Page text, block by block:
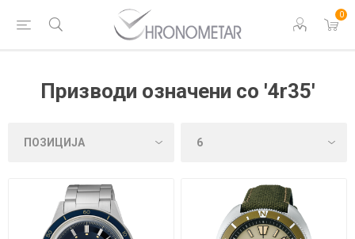
0
Призводи означени со '4r35'